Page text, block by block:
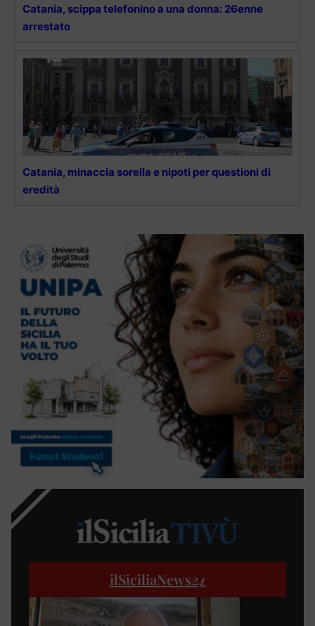
Catania, scippa telefonino a una donna: 26enne
arrestato
Catania, minaccia sorella e nipoti per questioni di
eredità
ilSiciliaNews24